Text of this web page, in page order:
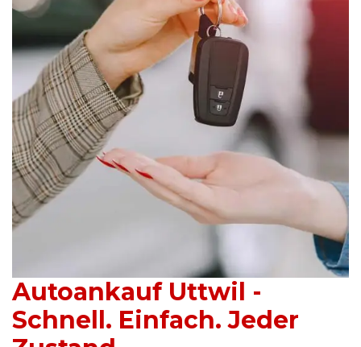
Autoankauf Uttwil -
Schnell. Einfach. Jeder